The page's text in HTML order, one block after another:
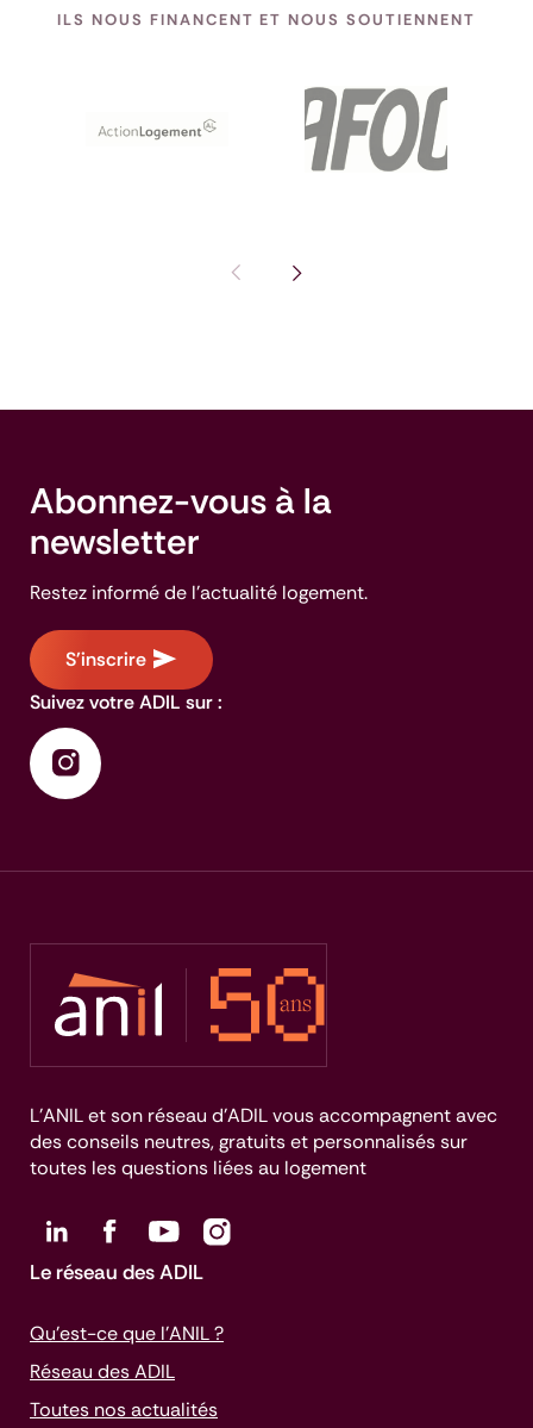
ILS NOUS FINANCENT ET NOUS SOUTIENNENT
Pas de diapositive précédente :
Voir la diapositive
Abonnez-vous à la
newsletter
Restez informé de l'actualité logement.
S'inscrire
Suivez votre ADIL sur :
L’ANIL et son réseau d’ADIL vous accompagnent avec
des conseils neutres, gratuits et personnalisés sur
toutes les questions liées au logement
Le réseau des ADIL
Qu’est-ce que l’ANIL ?
Réseau des ADIL
Toutes nos actualités